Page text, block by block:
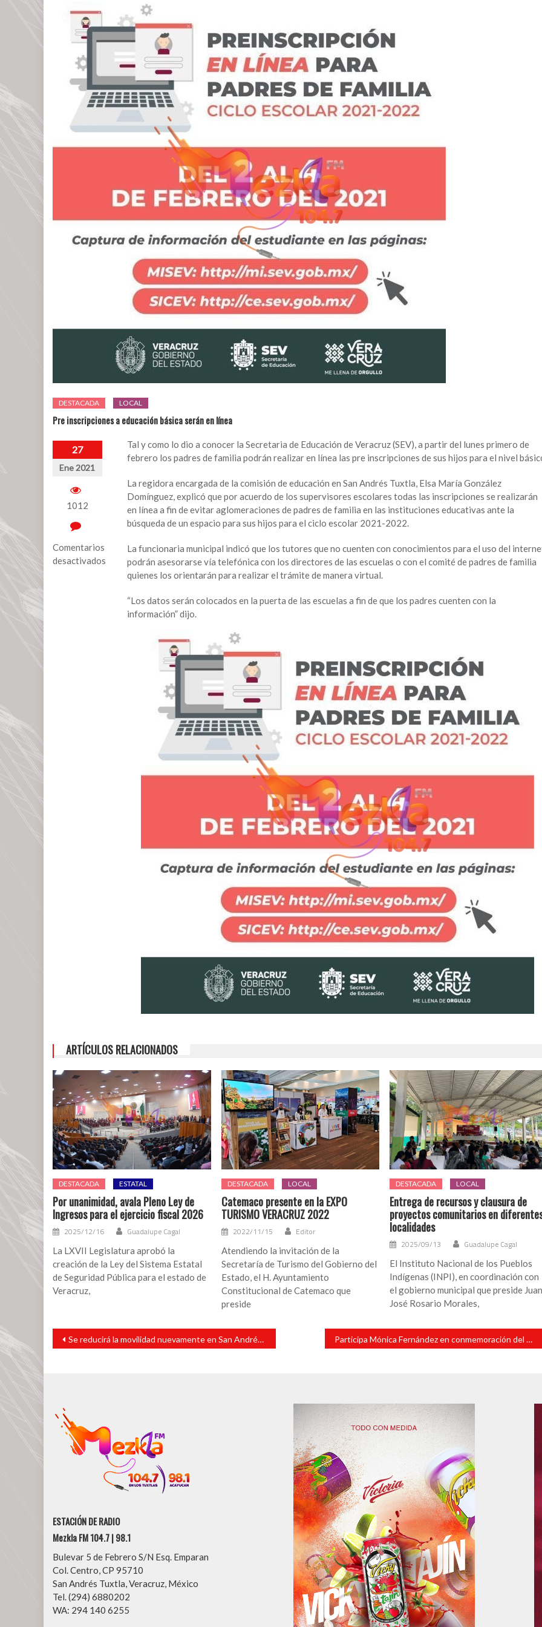
DESTACADA LOCAL
Pre inscripciones a educación básica serán en línea
27
Ene 2021
1012
Comentarios
desactivados
Tal y como lo dio a conocer la Secretaria de Educación de Veracruz (SEV), a partir del lunes primero de
febrero los padres de familia podrán realizar en línea las pre inscripciones de sus hijos para el nivel
La regidora encargada de la comisión de educación en San Andrés Tuxtla, Elsa María González
Domínguez, explicó que por acuerdo de los supervisores escolares todas las inscripciones se realizarán
en línea a fin de evitar aglomeraciones de padres de familia en las instituciones educativas ante la
búsqueda de un espacio para sus hijos para el ciclo escolar 2021-2022.
La funcionaria municipal indicó que los tutores que no cuenten con conocimientos para el uso del
podrán asesorarse vía telefónica con los directores de las escuelas o con el comité de padres de familia
quienes los orientarán para realizar el trámite de manera virtual.
“Los datos serán colocados en la puerta de las escuelas a fin de que los padres cuenten con la
información” dijo.
ARTÍCULOS RELACIONADOS
DESTACADA ESTATAL
Por unanimidad, avala Pleno Ley de
Ingresos para el ejercicio fiscal 2026
2025/12/16 Guadalupe Cagal
La LXVII Legislatura aprobó la
creación de la Ley del Sistema Estatal
de Seguridad Pública para el estado de
Veracruz,
DESTACADA LOCAL
Catemaco presente en la EXPO
TURISMO VERACRUZ 2022
2022/11/15 Editor
Atendiendo la invitación de la
Secretaría de Turismo del Gobierno del
Estado, el H. Ayuntamiento
Constitucional de Catemaco que
preside
DESTACADA LOCAL
Entrega de recursos y clausura de
proyectos comunitarios en
localidades
2025/09/13 Guadalupe Cagal
El Instituto Nacional de los Pueblos
Indígenas (INPI), en coordinación con
el gobierno municipal que preside
José Rosario Morales,
Navegación
entradas
Se reducirá la movilidad nuevamente en San Andrés Tuxtla este fin de semana Participa Mónica Fernández en conmemoración del Día del Holocausto
ESTACIÓN DE RADIO
Mezkla FM 104.7 | 98.1
Bulevar 5 de Febrero S/N Esq. Emparan
Col. Centro, CP 95710
San Andrés Tuxtla, Veracruz, México
Tel. (294) 6880202
WA: 294 140 6255